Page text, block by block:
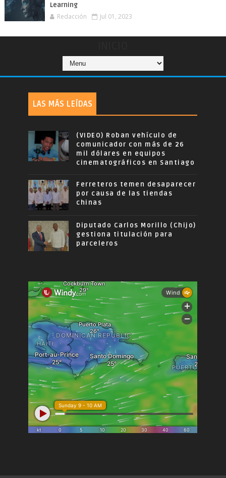
Learning
Redacción Jul 01, 2023
LAS MÁS LEÍDAS
(VIDEO) Roban vehículo de
comunicador con más de 26
mil dólares en equipos
cinematográficos en Santiago
Ferreteros temen desaparecer
por causa de las tiendas
chinas
Diputado Carlos Morillo (Chijo)
gestiona titulación para
parceleros